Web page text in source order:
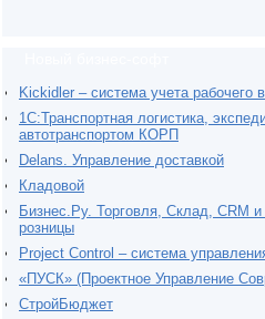
Kickidler – система учета рабочего
1С:Транспортная логистика,
автотранспортом КОРП
Delans. Управление доставкой
Кладовой
Бизнес.Ру. Торговля, Склад, CRM
розницы
Project Сontrol – система
«ПУСК» (Проектное Управление
СтройБюджет